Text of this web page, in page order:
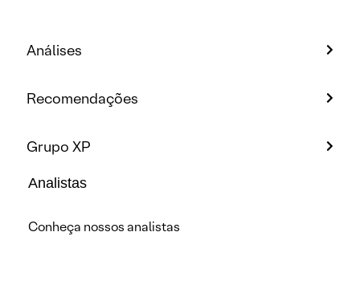
Análises
Recomendações
Grupo XP
Analistas
Conheça nossos analistas